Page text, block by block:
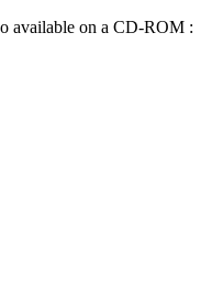
available on a CD-ROM :